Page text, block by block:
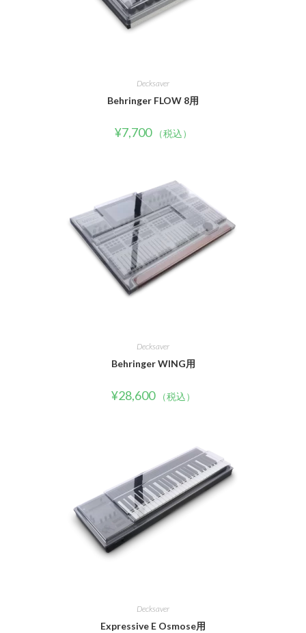
Decksaver
Behringer FLOW 8用
¥7,700 （税込）
Decksaver
Behringer WING用
¥28,600 （税込）
Decksaver
Expressive E Osmose用